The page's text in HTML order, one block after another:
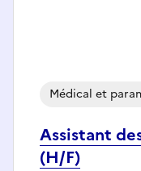
Assistant
(H/F)
Médical et